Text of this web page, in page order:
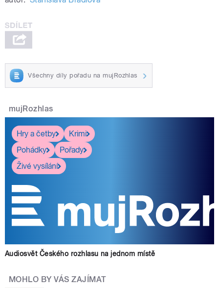
Všechny díly pořadu na mujRozhlas
mujRozhlas
Hry a četby
Krimi
Pohádky
Pořady
Živé vysílání
Audiosvět Českého rozhlasu na jednom místě
MOHLO BY VÁS ZAJÍMAT